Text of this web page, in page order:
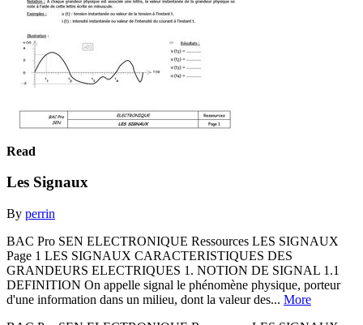
Read
Les Signaux
By perrin
BAC Pro SEN ELECTRONIQUE Ressources LES SIGNAUX
Page 1 LES SIGNAUX CARACTERISTIQUES DES
GRANDEURS ELECTRIQUES 1. NOTION DE SIGNAL 1.1
DEFINITION On appelle signal le phénomène physique, porteur
d'une information dans un milieu, dont la valeur des... More